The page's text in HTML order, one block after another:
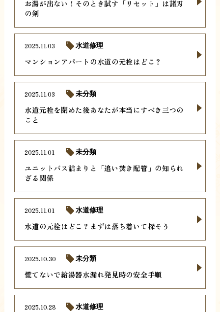
お湯が出ない！そのとき試す「リセット」は諸刃
の剣
マンションアパートの水道の元栓はどこ？
2025.11.03 水道修理
水道元栓を閉めた後あなたが本当にすべき三つの
こと
2025.11.03 未分類
ユニットバス詰まりと「追い焚き配管」の知られ
ざる関係
2025.11.01 未分類
水道の元栓はどこ？まずは落ち着いて探そう
2025.11.01 水道修理
慌てないで給湯器水漏れ発見時の安全手順
2025.10.30 未分類
2025.10.28 水道修理